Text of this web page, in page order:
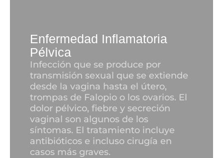
Enfermedad Inflamatoria
Pélvica
Infección que se produce por
transmisión sexual que se extiende
desde la vagina hasta el útero,
trompas de Falopio o los ovarios. El
dolor pélvico, fiebre y secreción
vaginal son algunos de los
síntomas. El tratamiento incluye
antibióticos e incluso cirugía en
casos más graves.